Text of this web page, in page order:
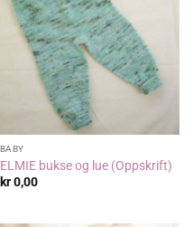
BABY
ELMIE bukse og lue (Oppskrift)
kr0,00